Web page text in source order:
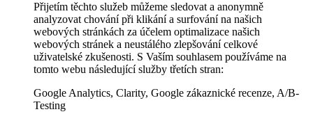
Přijetím těchto služeb můžeme sledovat a anonymně
analyzovat chování při klikání a surfování na našich
webových stránkách za účelem optimalizace našich
webových stránek a neustálého zlepšování celkové
uživatelské zkušenosti. S Vaším souhlasem používáme na
tomto webu následující služby třetích stran:
Google Analytics, Clarity, Google zákaznické recenze, A/B-
Testing